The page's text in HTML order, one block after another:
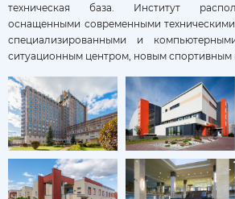
техническая база. Институт
оснащенными современными
специализированными и
ситуационным центром, новым спортивным